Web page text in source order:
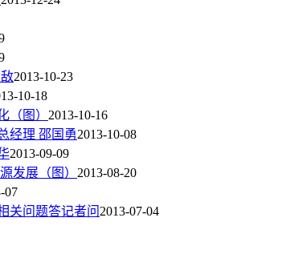
2013-10-23
10-18
（图） 2013-10-16
经理 邵国勇2013-10-08
2013-09-09
发展（图） 2013-08-20
07
关问题答记者问 2013-07-04